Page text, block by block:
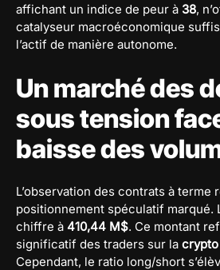
affichant un indice de peur à 38,
catalyseur macroéconomique
l’actif de manière autonome.
Un marché des
sous tension
baisse des
L’observation des contrats à terme
positionnement spéculatif marqué.
chiffre à 410,44 M$. Ce montant
significatif des traders sur la crypto
Cependant, le ratio long/short